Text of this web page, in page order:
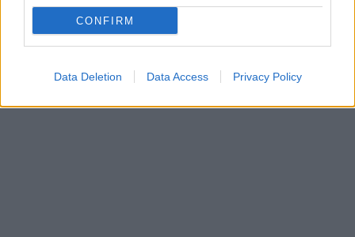
CONFIRM
Data Deletion Data Access Privacy Policy
09.08.2026